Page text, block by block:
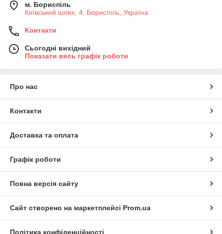
м. Бориспіль
Київський шлях, 4, Бориспіль, Україна
Контакти
Сьогодні вихідний
Показати весь графік роботи
Про нас
Контакти
Доставка та оплата
Графік роботи
Повна версія сайту
Сайт створено на маркетплейсі Prom.ua
Політика конфіденційності